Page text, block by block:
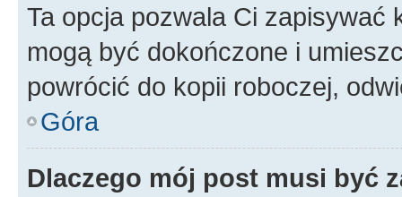
Ta opcja pozwala Ci zapisywać
mogą być dokończone i
powrócić do kopii roboczej,
Góra
Dlaczego mój post musi być